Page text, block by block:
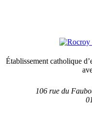
Établissement catholique
106 rue du